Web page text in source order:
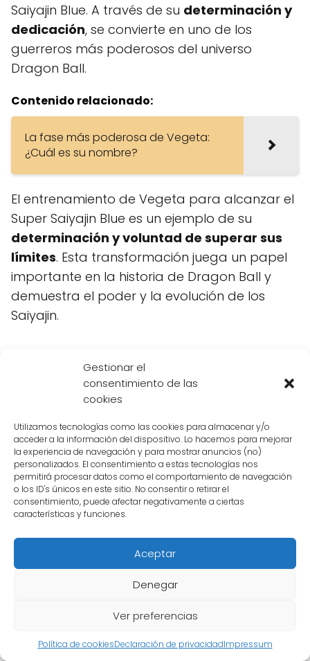
Gestionar el
consentimiento de las
cookies
Utilizamos tecnologías como las cookies para almacenar y/o
acceder a la información del dispositivo. Lo hacemos para mejorar
la experiencia de navegación y para mostrar anuncios (no)
personalizados. El consentimiento a estas tecnologías nos
permitirá procesar datos como el comportamiento de navegación
o los ID's únicos en este sitio. No consentir o retirar el
consentimiento, puede afectar negativamente a ciertas
características y funciones.
Aceptar
Denegar
Ver preferencias
Política de cookiesDeclaración de privacidadImpressum
Saiyajin Blue. A través de su determinación y
dedicación, se convierte en uno de los
guerreros más poderosos del universo
Dragon Ball.
Contenido relacionado:
La fase más poderosa de Vegeta:
¿Cuál es su nombre?
El entrenamiento de Vegeta para alcanzar el
Super Saiyajin Blue es un ejemplo de su
determinación y voluntad de superar sus
límites. Esta transformación juega un papel
importante en la historia de Dragon Ball y
demuestra el poder y la evolución de los
Saiyajin.
Cómo se compara el Super
Saiyajin Blue con otras
transformaciones como el
Super Saiyajin God o el Ultra
Instinto
ElSuper Saiyajin Bluees una de las
transformaciones más poderosas que ha
alcanzado Vegeta en su entrenamiento
constante para superar sus límites. En
como el Super Saiyajin God o el Ultra Instinto,
el Super Saiyajin Blue destaca por su